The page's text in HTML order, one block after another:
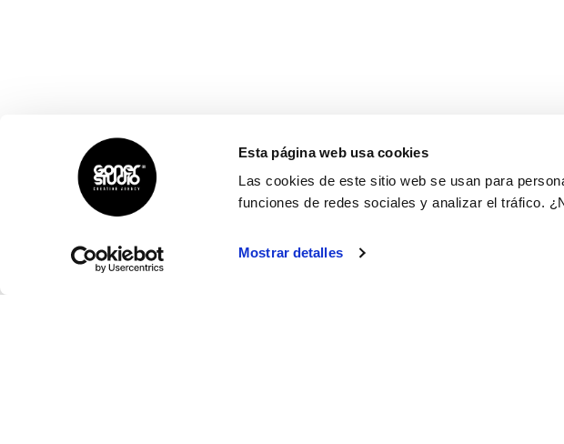
Esta página web usa cookies
Las cookies de este sitio web se usan para
funciones de redes sociales y analizar el tráfico.
Mostrar detalles